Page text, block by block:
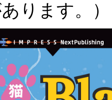
ります。）